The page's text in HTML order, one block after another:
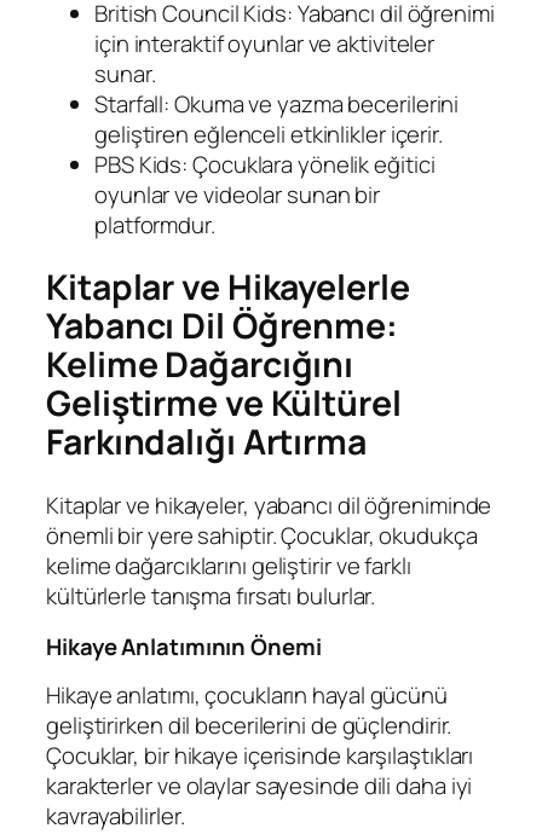
British Council Kids: Yabancı dil öğrenimi
için interaktif oyunlar ve aktiviteler
sunar.
Starfall: Okuma ve yazma becerilerini
geliştiren eğlenceli etkinlikler içerir.
PBS Kids: Çocuklara yönelik eğitici
oyunlar ve videolar sunan bir
platformdur.
Kitaplar ve Hikayelerle
Yabancı Dil Öğrenme:
Kelime Dağarcığını
Geliştirme ve Kültürel
Farkındalığı Artırma
Kitaplar ve hikayeler, yabancı dil öğreniminde
önemli bir yere sahiptir. Çocuklar, okudukça
kelime dağarcıklarını geliştirir ve farklı
kültürlerle tanışma fırsatı bulurlar.
Hikaye Anlatımının Önemi
Hikaye anlatımı, çocukların hayal gücünü
geliştirirken dil becerilerini de güçlendirir.
Çocuklar, bir hikaye içerisinde karşılaştıkları
karakterler ve olaylar sayesinde dili daha iyi
kavrayabilirler.